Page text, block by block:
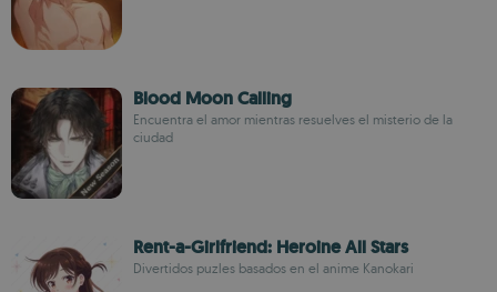
Blood Moon Calling
Encuentra el amor mientras resuelves el misterio de la
ciudad
Rent-a-Girlfriend: Heroine All Stars
Divertidos puzles basados en el anime Kanokari